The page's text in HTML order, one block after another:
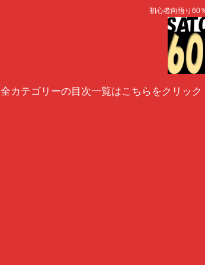
初心者向悟り60
全カテゴリーの目次一覧はこちらをクリック